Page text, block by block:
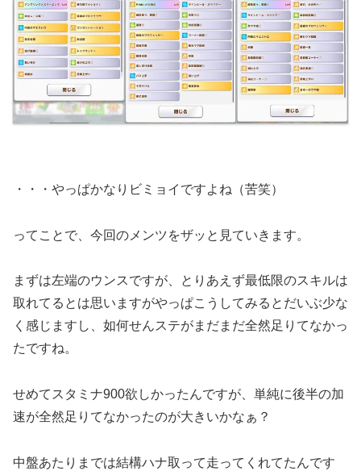
・・・やっぱかなりビミョイですよね（苦笑）
ってことで、今回のメンツをザッと見ていきます。
まずは左端のウンスですが、とりあえず最低限のスキルは
取れてるとは思いますがやっぱこうしてみるとだいぶ少な
く感じますし、如何せんステがまだまだ全然足りてなかっ
たですね。
せめてスタミナ900欲しかったんですが、単純に後半の加
速が全然足りてなかったのが大きいかなぁ？
中盤あたりまでは結構ハナ取って走ってくれてたんです